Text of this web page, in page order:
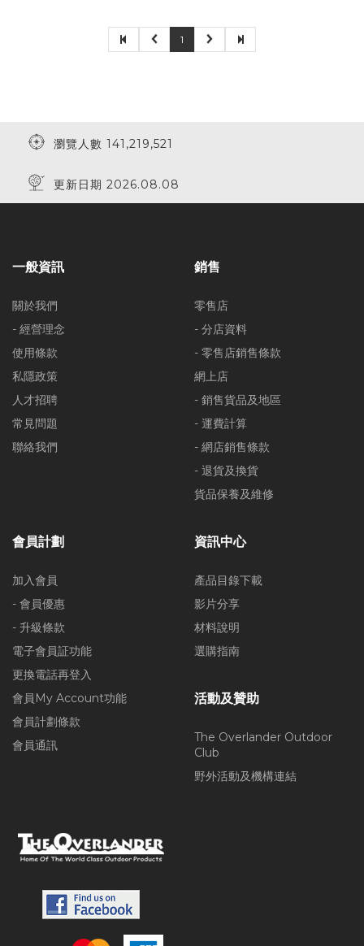
1
瀏覽人數 141,219,521
更新日期 2026.08.08
一般資訊
關於我們
- 經營理念
使用條款
私隱政策
人才招聘
常見問題
聯絡我們
銷售
零售店
- 分店資料
- 零售店銷售條款
網上店
- 銷售貨品及地區
- 運費計算
- 網店銷售條款
- 退貨及換貨
貨品保養及維修
會員計劃
加入會員
- 會員優惠
- 升級條款
電子會員証功能
更換電話再登入
會員My Account功能
會員計劃條款
會員通訊
資訊中心
產品目錄下載
影片分享
材料說明
選購指南
活動及贊助
The Overlander Outdoor
Club
野外活動及機構連結